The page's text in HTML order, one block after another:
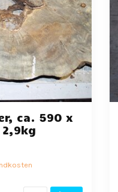
ca. 590 x